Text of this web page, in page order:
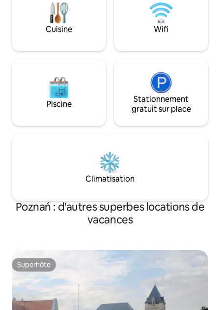
convertibles : 1 La place de
stationnement dans le garage est
soumise à des frais de 80 PLN/jour
d'animaux de compagnie - 50 zł/nuit
réfrigérateur,
fer ou d'une
matelas très
confortables
Cuisine Wifi
Piscine
Stationnement
gratuit sur place
Climatisation
Poznań : d'autres superbes locations de
vacances
Superhôte
Superhôte